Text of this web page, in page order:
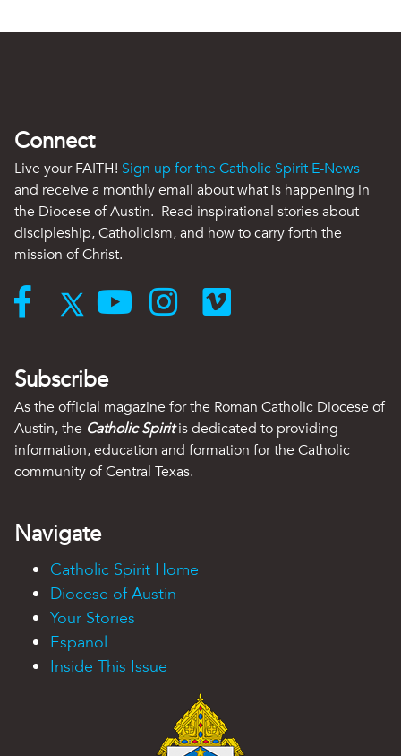
Connect
Live your FAITH! Sign up for the Catholic Spirit E-News
and receive a monthly email about what is happening in
the Diocese of Austin. Read inspirational stories about
discipleship, Catholicism, and how to carry forth the
mission of Christ.
Subscribe
As the official magazine for the Roman Catholic Diocese of
Austin, the Catholic Spiritis dedicated to providing
information, education and formation for the Catholic
community of Central Texas.
Navigate
Catholic Spirit Home
Diocese of Austin
Your Stories
Espanol
Inside This Issue